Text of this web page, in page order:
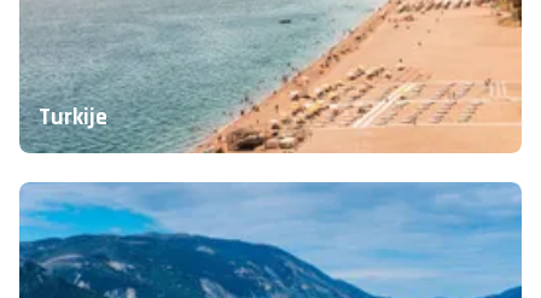
Turkije